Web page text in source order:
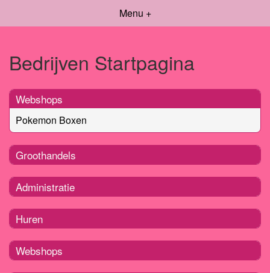
Menu +
Bedrijven Startpagina
Webshops
Pokemon Boxen
Groothandels
Administratie
Huren
Webshops